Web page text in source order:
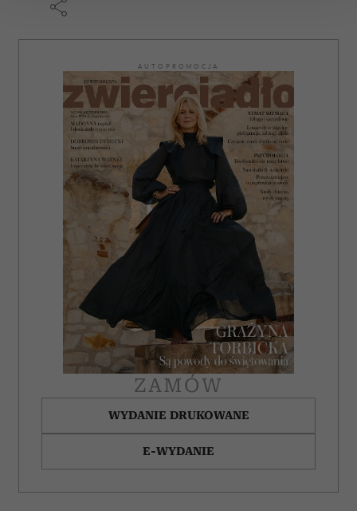
Wykorzystujemy pliki cookie do spersonalizowania treści
analizować ruch w naszej witrynie. Informacje o tym, jak
korzystasz z naszej witryny, udostępniamy partnerom
społecznościowym, reklamowym i analitycznym.
Partnerzy mogą połączyć te informacje z innymi danymi
otrzymanymi od Ciebie lub uzyskanymi podczas
korzystania z ich usług.
AUTOPROMOCJA
ZAMÓW
WYDANIE DRUKOWANE
E-WYDANIE